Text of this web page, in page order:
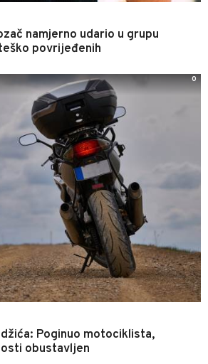
namjerno udario u grupu
povrijeđenih
Poginuo motociklista,
obustavljen
0